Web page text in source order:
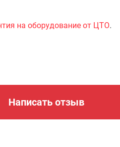
на оборудование от ЦТО.
Написать отзыв